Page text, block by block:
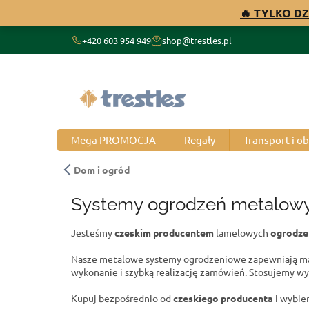
🔥 TYLKO
+420 603 954 949 shop@trestles.pl
Mega PROMOCJA Regały Transport i
Dom i ogród
Systemy ogrodzeń
Jesteśmyczeskim producentem lamelowych
Nasze metalowe systemy ogrodzeniowe zapewniają
wykonanie i szybką realizację zamówień. Stosujemy
Kupuj bezpośrednio od czeskiego producenta i